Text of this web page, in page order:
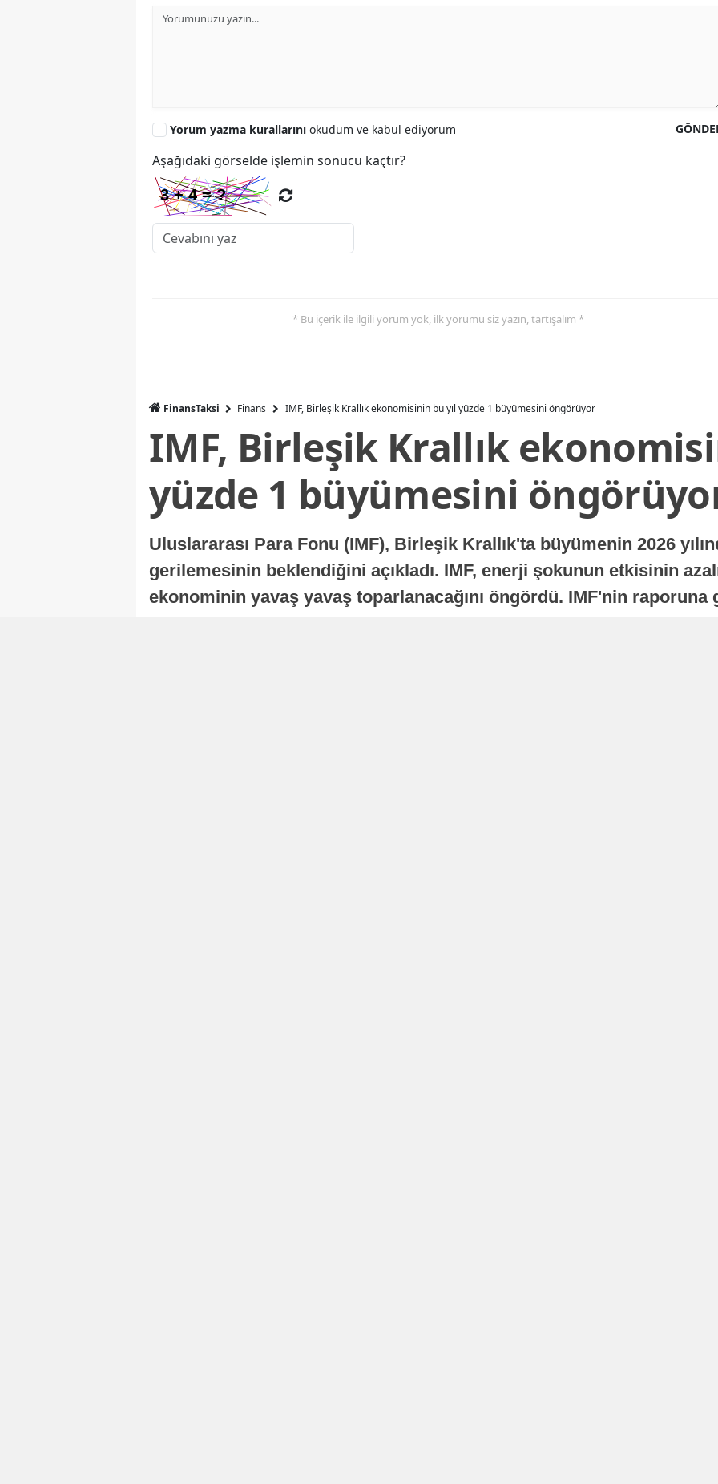
Yorum yazma kurallarını okudum ve kabul ediyorum
Aşağıdaki görselde işlemin sonucu kaçtır?
* Bu içerik ile ilgili yorum yok, ilk yorumu siz yazın, tartışalım *
FinansTaksi Finans IMF, Birleşik Krallık ekonomisinin bu yıl yüzde 1 büyümesini öngörüyor
IMF, Birleşik Krallık
yüzde 1 büyümesini
Uluslararası Para Fonu (IMF), Birleşik Krallık'ta büyümenin 2026
gerilemesinin beklendiğini açıkladı. IMF, enerji şokunun etkisinin
ekonominin yavaş yavaş toparlanacağını öngördü. IMF'nin raporuna
ekonomisi, sonraki yıllarda istikrarlı bir toparlanma süreci